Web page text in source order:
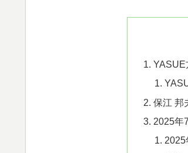
YASUE
保江 邦
2025年
2025